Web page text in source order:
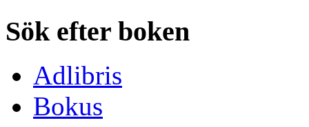
Sök efter boken
Adlibris
Bokus